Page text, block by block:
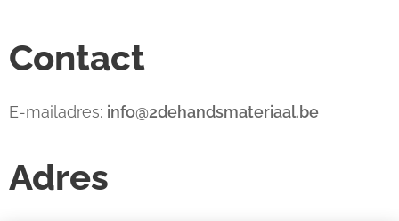
Contact
E-mailadres: info@2dehandsmateriaal.be
Adres